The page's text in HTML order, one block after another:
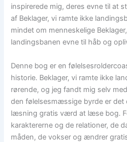
inspirerede mig, deres evne til at
af Beklager, vi ramte ikke
mindet om menneskelige
landingsbanen evne til håb og
Denne bog er en
historie. Beklager, vi ramte ikke
rørende, og jeg fandt mig selv
den følelsesmæssige byrde er det
læsning gratis værd at læse bog.
karaktererne og de relationer, de
måden, de vokser og ændrer